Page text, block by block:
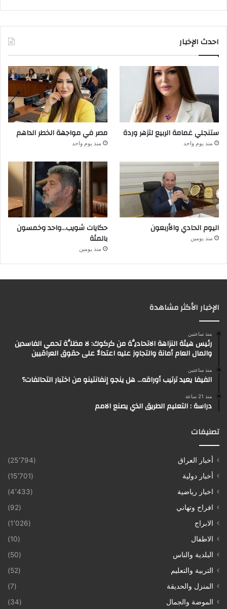
احدث الإخبار
ستنجلي غمامة الربيع لتزهر وردة
منذ يوم واحد
مصر في مواجهة الخطر الداهم
منذ يوم واحد
اليوم الحادي والأربعون
منذ يومين
حكايات شويب…واحد وخمسون
بالمئة
منذ يومين
الإخبار الأكثر مشاهدة
منذ ساعتين
رئيس هيئة النزاهة الاتحاديَّة من كركوك: لا مظلَّة تحمي الفاسدين
والمال العام أمانة والتجاوز عليه اعتداءٌ على حقوق العراقيين
منذ ساعتين
الفيفا يعيد ترتيب أوراقه… هل ينجو إنفانتينو من اختبار التحالفات؟
منذ 21 ساعة
دراسة : التعليم الطريق الذي يصنع الامم
تصنيفات
أخبار العراق
(25٬794)
أخبار دولية
(15٬701)
اخبار رياضية
(4٬433)
افراح وتهاني
(92)
الابراج
(1٬026)
الاطفال
(10)
البلدية والناس
(50)
التربية والتعليم
(52)
المنزل والحديقة
(7)
الموضة والجمال
(34)